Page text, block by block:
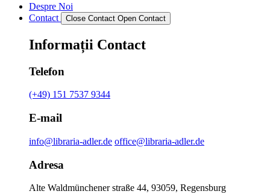
Despre Noi
Contact
Close Contact Open Contact
Informații Contact
Telefon
(+49) 151 7537 9344
E-mail
info@libraria-adler.de office@libraria-adler.de
Adresa
Alte Waldmünchener straße 44, 93059, Regensburg